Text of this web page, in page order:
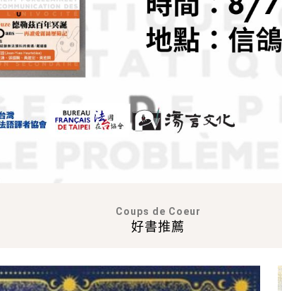
好書推薦
Coups de Coeur